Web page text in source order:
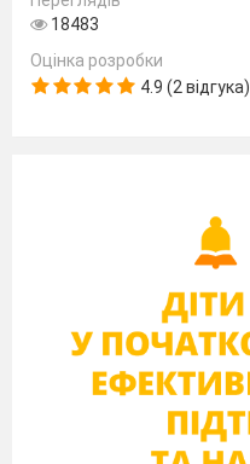
18483
Оцінка розробки
4.9 (2 відгука)